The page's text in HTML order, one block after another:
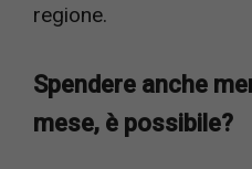
regione.
Spendere anche
mese, è possibile?